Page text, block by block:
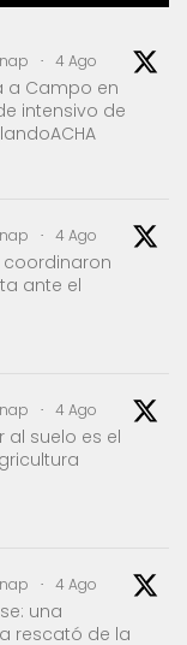
· 4 Ago
a Campo en
intensivo de
· 4 Ago
coordinaron
ante el
· 4 Ago
al suelo es el
· 4 Ago
una
rescató de la